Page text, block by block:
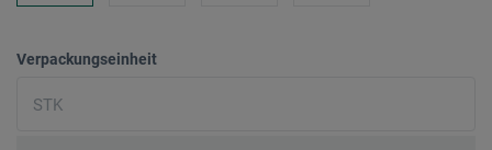
Verpackungseinheit